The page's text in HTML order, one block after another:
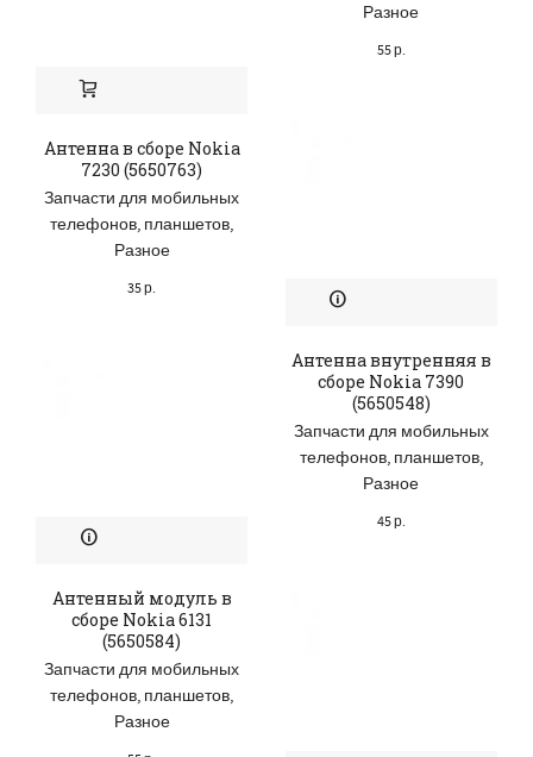
Разное
55р.
Антенна в сборе Nokia
7230 (5650763)
Запчасти для мобильных
телефонов, планшетов,
Разное
35р.
Антенна внутренняя в
сборе Nokia 7390
(5650548)
Запчасти для мобильных
телефонов, планшетов,
Разное
45р.
Антенный модуль в
сборе Nokia 6131
(5650584)
Запчасти для мобильных
телефонов, планшетов,
Разное